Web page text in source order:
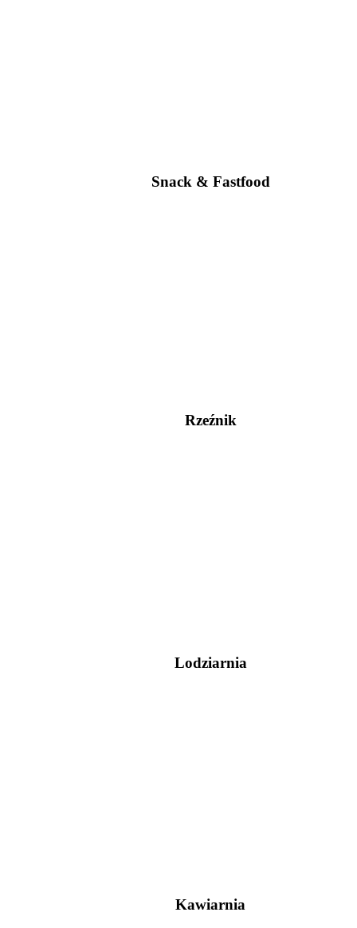
Snack & Fastfood
Rzeźnik
Lodziarnia
Kawiarnia